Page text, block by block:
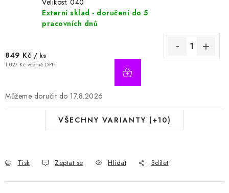
Externí sklad - doručení do 5
pracovních dnů
849 Kč / ks
1 027 Kč včetně DPH
17.8.2026
VŠECHNY VARIANTY (+10)
Tisk Zeptat se Hlídat Sdílet